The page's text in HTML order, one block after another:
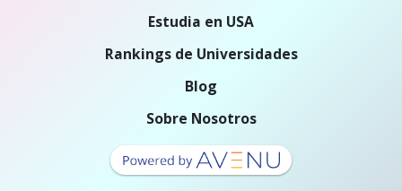
Estudia en USA
Rankings de Universidades
Blog
Sobre Nosotros